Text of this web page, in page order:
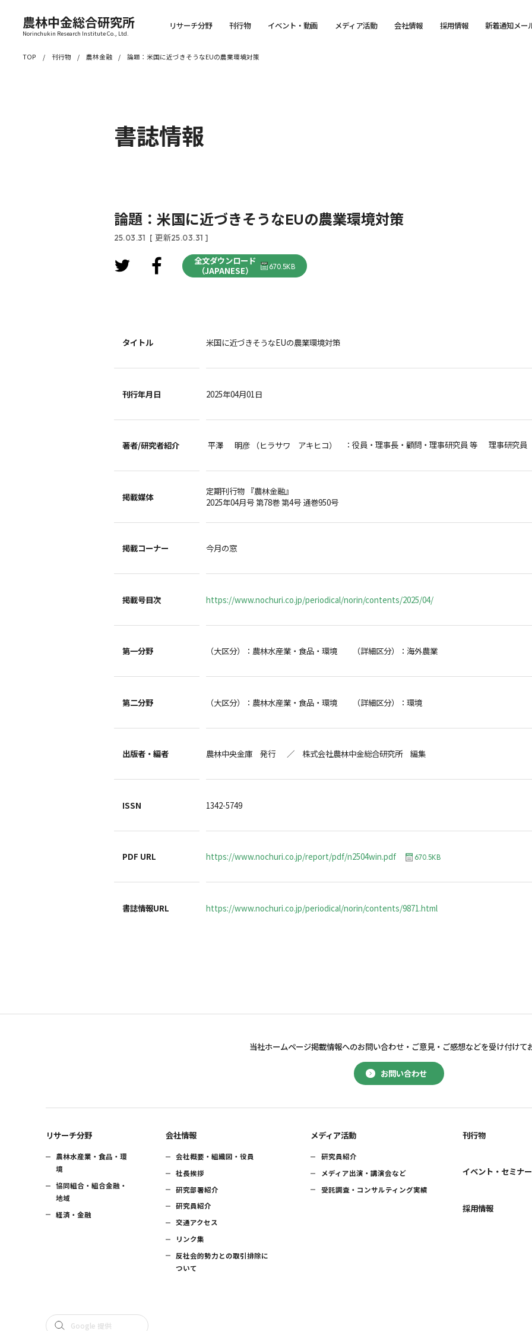
農林中金総合研究所
Norinchukin Research Institute Co., Ltd.
リサーチ分野 刊行物 イベント・動画 メディア活動 会社情報 採用情報 新着通知メー
TOP 刊行物 農林金融 論題：米国に近づきそうなEUの農業環境対策
書誌情報
論題：米国に近づきそうなEUの農業環境対策
25.03.31 [ 更新25.03.31 ]
全文ダウンロード
（JAPANESE）
670.5KB
タイトル 米国に近づきそうなEUの農業環境対策
刊行年月日 2025年04月01日
著者/研究者紹介 平澤 明彦 （ヒラサワ アキヒコ） ：役員・理事長・顧問・理事研究員 等 理事研究員
掲載媒体
定期刊行物 『農林金融』
2025年04月号 第78巻 第4号 通巻950号
掲載コーナー 今月の窓
掲載号目次 https://www.nochuri.co.jp/periodical/norin/contents/2025/04/
第一分野 （大区分）：農林水産業・食品・環境 （詳細区分）：海外農業
第二分野 （大区分）：農林水産業・食品・環境 （詳細区分）：環境
出版者・編者 農林中央金庫 発行 ／ 株式会社農林中金総合研究所 編集
ISSN 1342-5749
PDF URL https://www.nochuri.co.jp/report/pdf/n2504win.pdf 670.5KB
書誌情報URL https://www.nochuri.co.jp/periodical/norin/contents/9871.html
お問い合わせ
当社ホームページ掲載情報へのお問い合わせ・ ご意見・ご感想などを受け付けて
リサーチ分野
農林水産業・食品・環
境
協同組合・組合金融・
地域
経済・金融
会社情報
会社概要・組織図・役員
社長挨拶
研究部署紹介
研究員紹介
交通アクセス
リンク集
反社会的勢力との取引排除に
ついて
メディア活動
研究員紹介
メディア出演・講演会など
受託調査・コンサルティング実績
刊行物
イベント・セミナー
採用情報